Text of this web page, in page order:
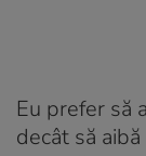
Eu prefer să
decât să